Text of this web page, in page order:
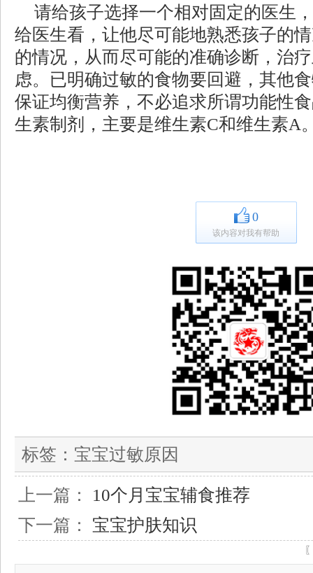
请给孩子选择一个相对固定的医生
给医生看，让他尽可能地熟悉孩子的
的情况，从而尽可能的准确诊断，治
虑。已明确过敏的食物要回避，其他
保证均衡营养，不必追求所谓功能性
生素制剂，主要是维生素C和维生素A
0
该内容对我有帮助
标签： 宝宝过敏原因
上一篇： 10个月宝宝辅食推荐
下一篇： 宝宝护肤知识